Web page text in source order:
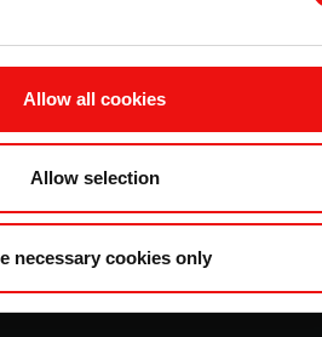
Allow all cookies
Allow selection
necessary cookies only